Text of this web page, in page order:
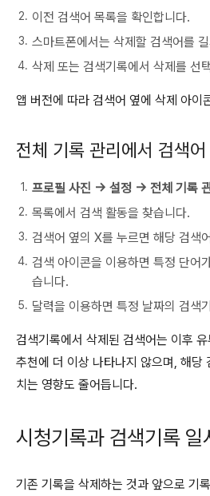
이전 검색어 목록을 확인합니다.
스마트폰에서는 삭제할 검색어를
삭제 또는 검색기록에서 삭제를 선
앱 버전에 따라 검색어 옆에 삭제 아이
전체 기록 관리에서 검색어
프로필 사진 → 설정 → 전체 기록
목록에서 검색 활동을 찾습니다.
검색어 옆의 X를 누르면 해당 검색
검색 아이콘을 이용하면 특정 단어
습니다.
달력을 이용하면 특정 날짜의 검색
검색기록에서 삭제된 검색어는 이후
추천에 더 이상 나타나지 않으며, 해당
치는 영향도 줄어듭니다.
시청기록과 검색기록 일
기존 기록을 삭제하는 것과 앞으로 기